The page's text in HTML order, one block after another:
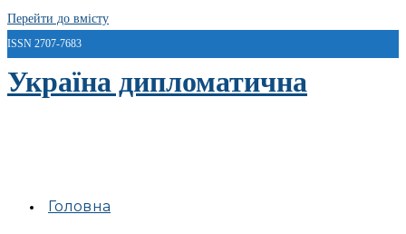
Перейти до вмісту
ISSN 2707-7683
Україна дипломатична
Головна